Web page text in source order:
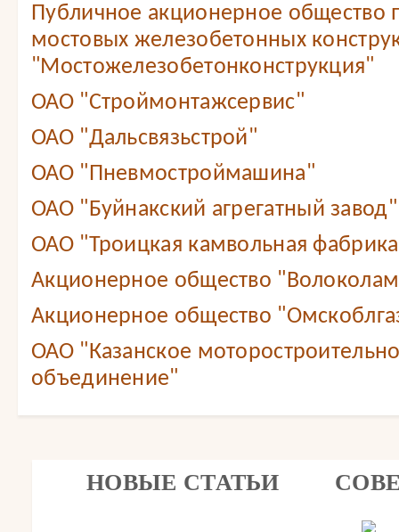
Публичное акционерное общество
мостовых железобетонных
"Мостожелезобетонконструкция"
ОАО "Строймонтажсервис"
ОАО "Дальсвязьстрой"
ОАО "Пневмостроймашина"
ОАО "Буйнакский агрегатный завод"
ОАО "Троицкая камвольная
Акционерное общество
Акционерное общество
ОАО "Казанское
объединение"
НОВЫЕ СТАТЬИ